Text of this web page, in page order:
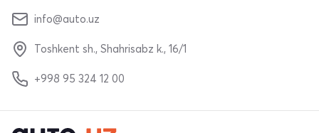
info@auto.uz
Toshkent sh., Shahrisabz k., 16/1
+998 95 324 12 00